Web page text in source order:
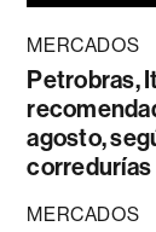
MERCADOS
Petrobras,
agosto,
corredurías
MERCADOS